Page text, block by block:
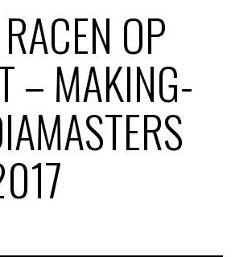
OP
– MAKING-